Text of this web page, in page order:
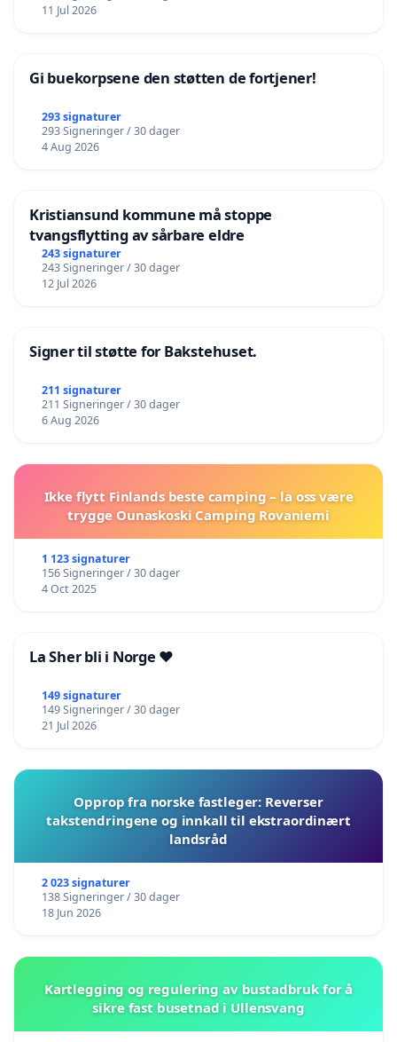
11 Jul 2026
Gi buekorpsene den støtten de fortjener!
293 signaturer
293 Signeringer / 30 dager
4 Aug 2026
Kristiansund kommune må stoppe
tvangsflytting av sårbare eldre
243 signaturer
243 Signeringer / 30 dager
12 Jul 2026
Signer til støtte for Bakstehuset.
211 signaturer
211 Signeringer / 30 dager
6 Aug 2026
Ikke flytt Finlands beste camping – la oss være
trygge Ounaskoski Camping Rovaniemi
1 123 signaturer
156 Signeringer / 30 dager
4 Oct 2025
La Sher bli i Norge ❤️
149 signaturer
149 Signeringer / 30 dager
21 Jul 2026
Opprop fra norske fastleger: Reverser
takstendringene og innkall til ekstraordinært
landsråd
2 023 signaturer
138 Signeringer / 30 dager
18 Jun 2026
Kartlegging og regulering av bustadbruk for å
sikre fast busetnad i Ullensvang